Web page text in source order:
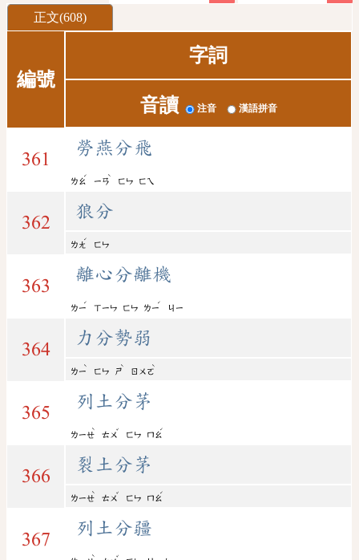
正文(608)
編號
字詞
音讀 注音 漢語拼音
361
勞燕分飛
ㄌㄠ
ˊ
ㄧㄢ
ˋ
ㄈㄣ ㄈㄟ
362
狼分
ㄌㄤ
ˊ
ㄈㄣ
363
離心分離機
ㄌㄧ
ˊ
ㄒㄧㄣ ㄈㄣ ㄌㄧ
ˊ
ㄐㄧ
364
力分勢弱
ㄌㄧ
ˋ
ㄈㄣ ㄕ
ˋ
ㄖㄨㄛ
ˋ
365
列土分茅
ㄌㄧㄝ
ˋ
ㄊㄨ
ˇ
ㄈㄣ ㄇㄠ
ˊ
366
裂土分茅
ㄌㄧㄝ
ˋ
ㄊㄨ
ˇ
ㄈㄣ ㄇㄠ
ˊ
367
列土分疆
ˋ ˇ